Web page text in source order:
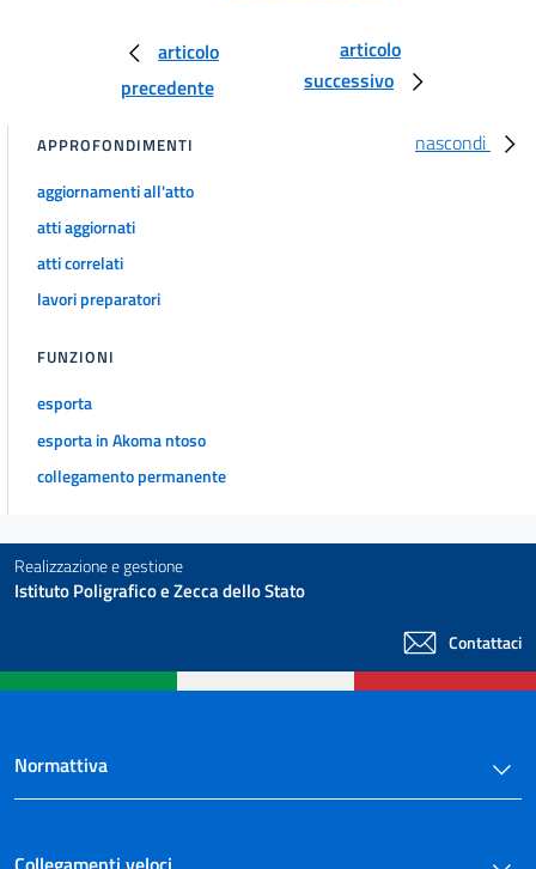
articolo
precedente
articolo
successivo
nascondi
APPROFONDIMENTI
aggiornamenti all'atto
atti aggiornati
atti correlati
lavori preparatori
FUNZIONI
esporta
esporta in Akoma ntoso
collegamento permanente
Realizzazione e gestione
Istituto Poligrafico e Zecca dello Stato
Contattaci
Normattiva